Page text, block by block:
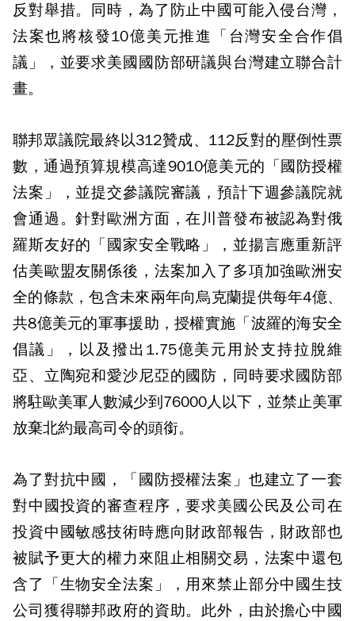
反對舉措。同時，為了防止中國可能入侵台灣，
法案也將核發10億美元推進「台灣安全合作倡
議」，並要求美國國防部研議與台灣建立聯合計
畫。
聯邦眾議院最終以312贊成、112反對的壓倒性票
數，通過預算規模高達9010億美元的「國防授權
法案」，並提交參議院審議，預計下週參議院就
會通過。針對歐洲方面，在川普發布被認為對俄
羅斯友好的「國家安全戰略」，並揚言應重新評
估美歐盟友關係後，法案加入了多項加強歐洲安
全的條款，包含未來兩年向烏克蘭提供每年4億、
共8億美元的軍事援助，授權實施「波羅的海安全
倡議」，以及撥出1.75億美元用於支持拉脫維
亞、立陶宛和愛沙尼亞的國防，同時要求國防部
將駐歐美軍人數減少到76000人以下，並禁止美軍
放棄北約最高司令的頭銜。
為了對抗中國，「國防授權法案」也建立了一套
對中國投資的審查程序，要求美國公民及公司在
投資中國敏感技術時應向財政部報告，財政部也
被賦予更大的權力來阻止相關交易，法案中還包
含了「生物安全法案」，用來禁止部分中國生技
公司獲得聯邦政府的資助。此外，由於擔心中國